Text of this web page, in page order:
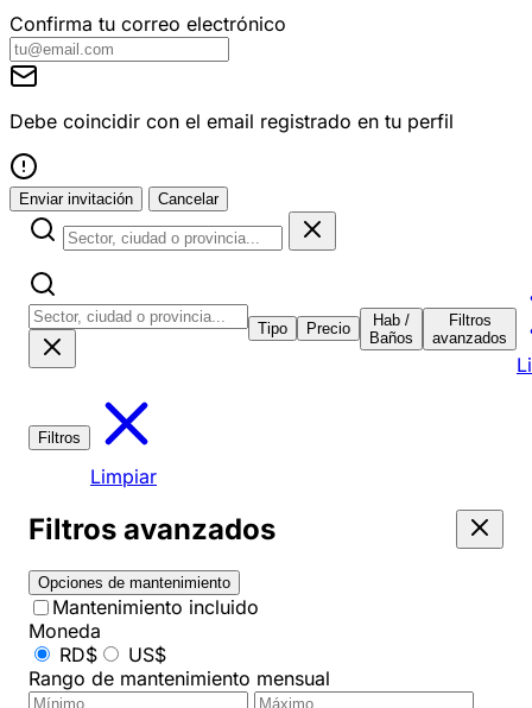
Confirma tu correo electrónico
Debe coincidir con el email registrado en tu perfil
Enviar invitación Cancelar
Tipo Precio
Hab /
Baños
Filtros
avanzados
Filtros
Limpiar
Filtros avanzados
Opciones de mantenimiento
Mantenimiento incluido
Moneda
RD$
US$
Rango de mantenimiento mensual